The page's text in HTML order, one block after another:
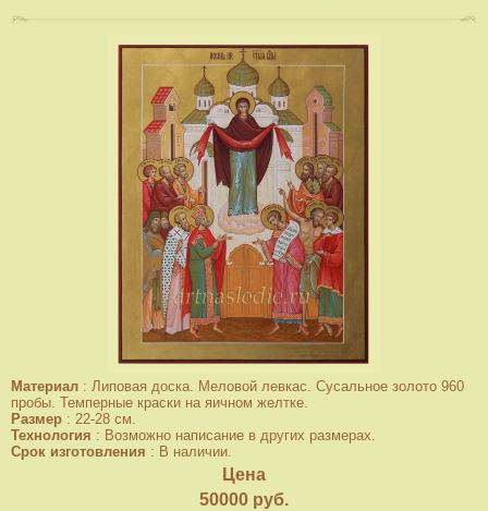
Материал : Липовая доска. Меловой левкас. Сусальное золото 960
пробы. Темперные краски на яичном желтке.
Размер : 22-28 см.
Технология : Возможно написание в других размерах.
Срок изготовления : В наличии.
Цена
50000 руб.